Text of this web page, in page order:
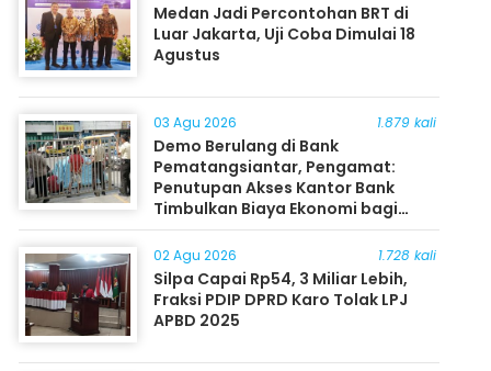
Medan Jadi Percontohan BRT di
Luar Jakarta, Uji Coba Dimulai 18
Agustus
03 Agu 2026 1.879 kali
Demo Berulang di Bank
Pematangsiantar, Pengamat:
Penutupan Akses Kantor Bank
Timbulkan Biaya Ekonomi bagi
Masyarakat
02 Agu 2026 1.728 kali
Silpa Capai Rp54, 3 Miliar Lebih,
Fraksi PDIP DPRD Karo Tolak LPJ
APBD 2025